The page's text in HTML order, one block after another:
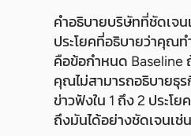
คำอธิบายบริษัทที่ชัดเจ
ประโยคที่อธิบายว่าคุณทำ
คือข้อกำหนด Baseline
คุณไม่สามารถอธิบายธุ
ข่าวฟังใน 1 ถึง 2 ประโย
ถึงมันได้อย่างชัดเจนเช่